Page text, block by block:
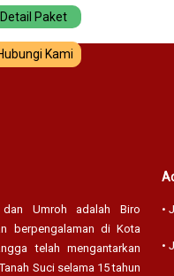
Detail Paket
Kami
Umroh adalah Biro
berpengalaman di Kota
telah mengantarkan
Suci selama 15 tahun
•
•